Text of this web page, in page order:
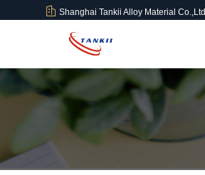
Shanghai Tankii Alloy Material Co.,Ltd